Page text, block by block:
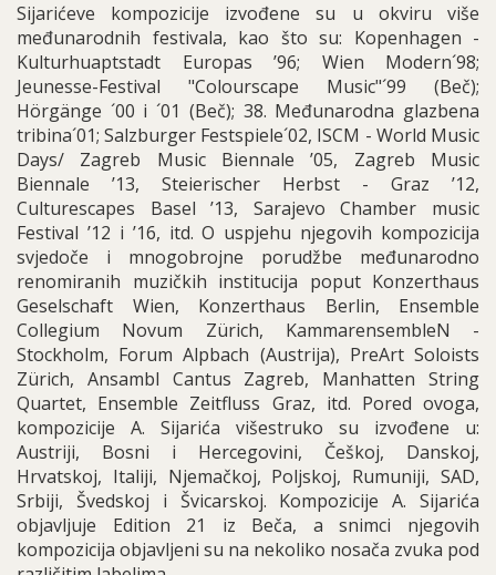
Sijarićeve kompozicije izvođene su u okviru više
međunarodnih festivala, kao što su: Kopenhagen -
Kulturhuaptstadt Europas ’96; Wien Modern´98;
Jeunesse-Festival "Colourscape Music"´99 (Beč);
Hörgänge ´00 i ´01 (Beč); 38. Međunarodna glazbena
tribina´01; Salzburger Festspiele´02, ISCM - World Music
Days/ Zagreb Music Biennale ’05, Zagreb Music
Biennale ’13, Steierischer Herbst - Graz ’12,
Culturescapes Basel ’13, Sarajevo Chamber music
Festival ’12 i ’16, itd. O uspjehu njegovih kompozicija
svjedoče i mnogobrojne porudžbe međunarodno
renomiranih muzičkih institucija poput Konzerthaus
Geselschaft Wien, Konzerthaus Berlin, Ensemble
Collegium Novum Zürich, KammarensembleN -
Stockholm, Forum Alpbach (Austrija), PreArt Soloists
Zürich, Ansambl Cantus Zagreb, Manhatten String
Quartet, Ensemble Zeitfluss Graz, itd. Pored ovoga,
kompozicije A. Sijarića višestruko su izvođene u:
Austriji, Bosni i Hercegovini, Češkoj, Danskoj,
Hrvatskoj, Italiji, Njemačkoj, Poljskoj, Rumuniji, SAD,
Srbiji, Švedskoj i Švicarskoj. Kompozicije A. Sijarića
objavljuje Edition 21 iz Beča, a snimci njegovih
kompozicija objavljeni su na nekoliko nosača zvuka pod